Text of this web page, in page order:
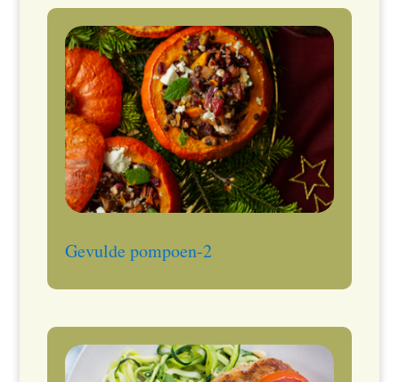
Gevulde pompoen-2